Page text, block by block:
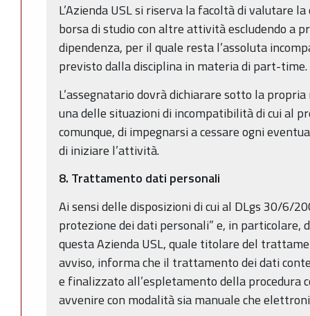
L’Azienda USL si riserva la facoltà di valutare
borsa di studio con altre attività escludendo a
dipendenza, per il quale resta l’assoluta
previsto dalla disciplina in materia di part-time.
L’assegnatario dovrà dichiarare sotto la
una delle situazioni di incompatibilità di cui al
comunque, di impegnarsi a cessare ogni
di iniziare l’attività.
8. Trattamento dati personali
Ai sensi delle disposizioni di cui al DLgs 30/6/
protezione dei dati personali” e, in particolare,
questa Azienda USL, quale titolare del
avviso, informa che il trattamento dei dati
e finalizzato all’espletamento della procedura
avvenire con modalità sia manuale che